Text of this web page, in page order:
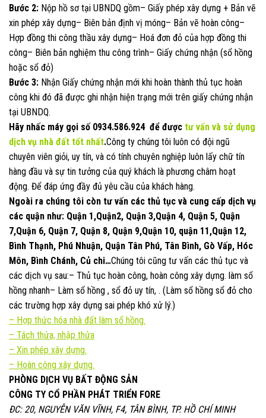
Bước 2: Nộp hồ sơ tại UBNDQ gồm– Giấy phép xây dựng + Bản vẽ
xin phép xây dựng– Biên bản định vị móng– Bản vẽ hoàn công–
Hợp đồng thi công thầu xây dựng– Hoá đơn đỏ của hợp đồng thi
công– Biên bản nghiệm thu công trình– Giấy chứng nhận (sổ hồng
hoặc sổ đỏ)
Bước 3: Nhận Giấy chứng nhận mới khi hoàn thành thủ tục hoàn
công khi đó đã được ghi nhận hiện trạng mới trên giấy chứng nhận
tại UBNDQ.
Hãy nhấc máy gọi số 0934.586.924 để được tư vấn và sử dụng
dịch vụ nhà đất tốt nhất.Công ty chúng tôi luôn có đội ngũ
chuyên viên giỏi, uy tín, và có tính chuyên nghiệp luôn lấy chữ tín
hàng đầu và sự tin tưởng của quý khách là phương châm hoạt
động. Để đáp ứng đầy đủ yêu cầu của khách hàng.
Ngoài ra chúng tôi còn tư vấn các thủ tục và cung cấp dịch vụ
các quận như: Quận 1,Quận2, Quận 3,Quận 4, Quận 5, Quận
7,Quận 6, Quận 7, Quận 8, Quận 9,Quận 10, quận 11,Quận 12,
Bình Thạnh, Phú Nhuận, Quận Tân Phú, Tân Bình, Gò Vấp, Hóc
Môn, Bình Chánh, Củ chi…Chúng tôi cũng tư vấn các thủ tục và
các dịch vụ sau:– Thủ tục hoàn công, hoàn công xây dựng. làm sổ
hồng nhanh– Làm sổ hồng , sổ đỏ uy tín, . (Làm sổ hồng sổ đỏ cho
các trường hợp xây dựng sai phép khó xử lý.)
– Hợp thức hóa nhà đất làm sổ hồng.
– Tách thửa, nhập thửa
– Xin phép xây dựng.
– Hoàn công xây dựng.
PHÒNG DỊCH VỤ BẤT ĐỘNG SẢN
CÔNG TY CỔ PHẦN PHÁT TRIỂN FORE
ĐC: 20, NGUYỄN VĂN VĨNH, F4, TÂN BÌNH, TP. HỒ CHÍ MINH